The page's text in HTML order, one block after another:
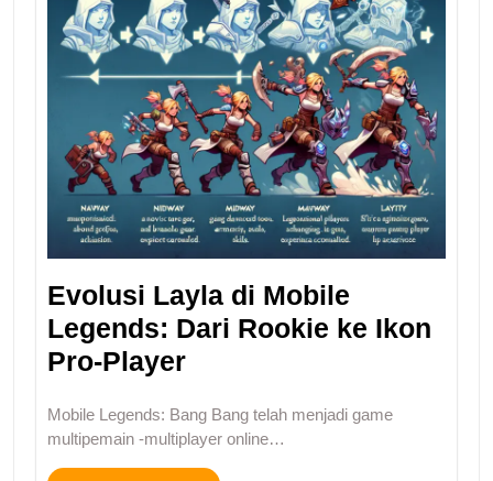
Evolusi Layla di Mobile
Legends: Dari Rookie ke Ikon
Pro-Player
Mobile Legends: Bang Bang telah menjadi game
multipemain -multiplayer online…